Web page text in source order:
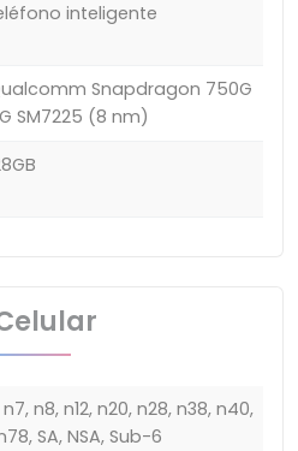
inteligente
Snapdragon 750G
SM7225 (8 nm)
n7, n8, n12, n20, n28, n38, n40,
SA, NSA, Sub-6